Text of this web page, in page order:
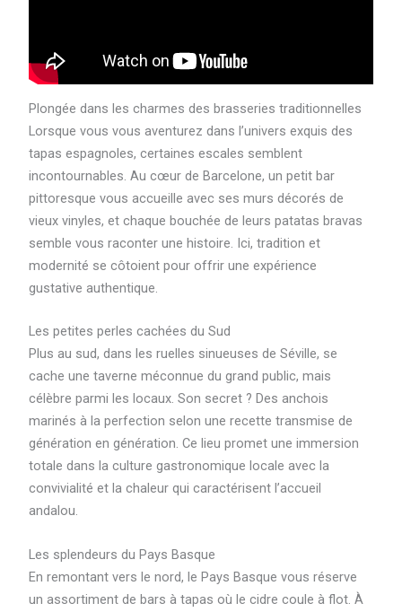
Plongée dans les charmes des brasseries traditionnelles
Lorsque vous vous aventurez dans l’univers exquis des
tapas espagnoles, certaines escales semblent
incontournables. Au cœur de Barcelone, un petit bar
pittoresque vous accueille avec ses murs décorés de
vieux vinyles, et chaque bouchée de leurs patatas bravas
semble vous raconter une histoire. Ici, tradition et
modernité se côtoient pour offrir une expérience
gustative authentique.
Les petites perles cachées du Sud
Plus au sud, dans les ruelles sinueuses de Séville, se
cache une taverne méconnue du grand public, mais
célèbre parmi les locaux. Son secret ? Des anchois
marinés à la perfection selon une recette transmise de
génération en génération. Ce lieu promet une immersion
totale dans la culture gastronomique locale avec la
convivialité et la chaleur qui caractérisent l’accueil
andalou.
Les splendeurs du Pays Basque
En remontant vers le nord, le Pays Basque vous réserve
un assortiment de bars à tapas où le cidre coule à flot. À